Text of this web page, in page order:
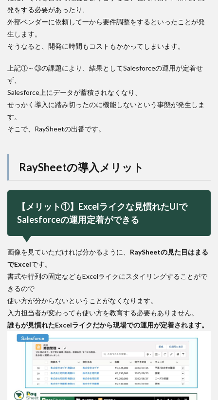
発をする必要があったり、
外部ベンダーに依頼して一から要件調整をするといったことが発
生します。
そうなると、開発に時間もコストもかかってしまいます。
上記①～③の課題により、結果としてSalesforceの運用が定着せ
ず、
Salesforce上にデータが蓄積されなくなり、
せっかく導入に踏み切ったのに機能しないという事態が発生しま
す。
そこで、RaySheetの出番です。
RaySheetの導入メリット
【メリット①】Excelライクな見慣れたUIで
Salesforceの運用定着ができる
画像を見ていただければ分かるように、 RaySheetの見た目はまる
でExcelです。
書式や行列の固定などもExcelライクにスタイリングすることがで
きるので
使い方が分からないということがなくなります。
入力担当者が変わっても使い方を教育する必要もありません。
誰もが見慣れたExcelライクだから現場での運用が定着されます。